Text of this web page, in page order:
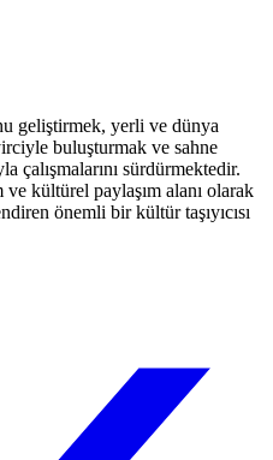
geliştirmek, yerli ve dünya
buluşturmak ve sahne
çalışmalarını sürdürmektedir.
kültürel paylaşım alanı olarak
önemli bir kültür taşıyıcısı